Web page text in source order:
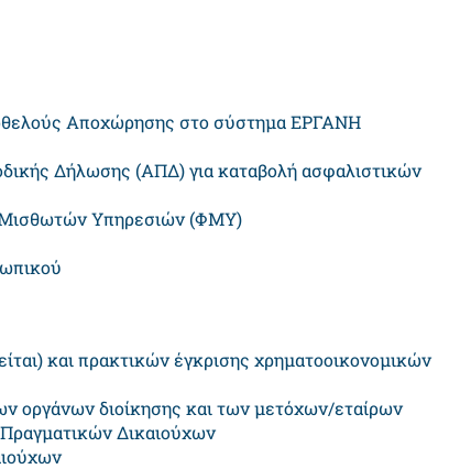
Αποχώρησης στο σύστημα ΕΡΓΑΝΗ
Δήλωσης (ΑΠΔ) για καταβολή ασφαλιστικών
Μισθωτών Υπηρεσιών (ΦΜΥ)
και πρακτικών έγκρισης χρηματοοικονομικών
οργάνων διοίκησης και των μετόχων/εταίρων
Δικαιούχων